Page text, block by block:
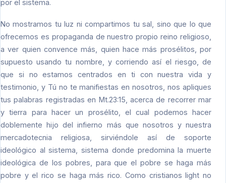
por el sistema.
No mostramos tu luz ni compartimos tu sal, sino que lo que
ofrecemos es propaganda de nuestro propio reino religioso,
a ver quien convence más, quien hace más prosélitos, por
supuesto usando tu nombre, y corriendo así el riesgo, de
que si no estamos centrados en ti con nuestra vida y
testimonio, y Tú no te manifiestas en nosotros, nos apliques
tus palabras registradas en Mt.23:15, acerca de recorrer mar
y tierra para hacer un prosélito, el cual podemos hacer
doblemente hijo del infierno más que nosotros y nuestra
mercadotecnia religiosa, sirviéndole así de soporte
ideológico al sistema, sistema donde predomina la muerte
ideológica de los pobres, para que el pobre se haga más
pobre y el rico se haga más rico. Como cristianos light no